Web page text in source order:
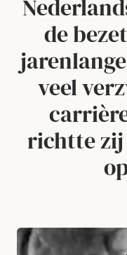
de
veel
richtte